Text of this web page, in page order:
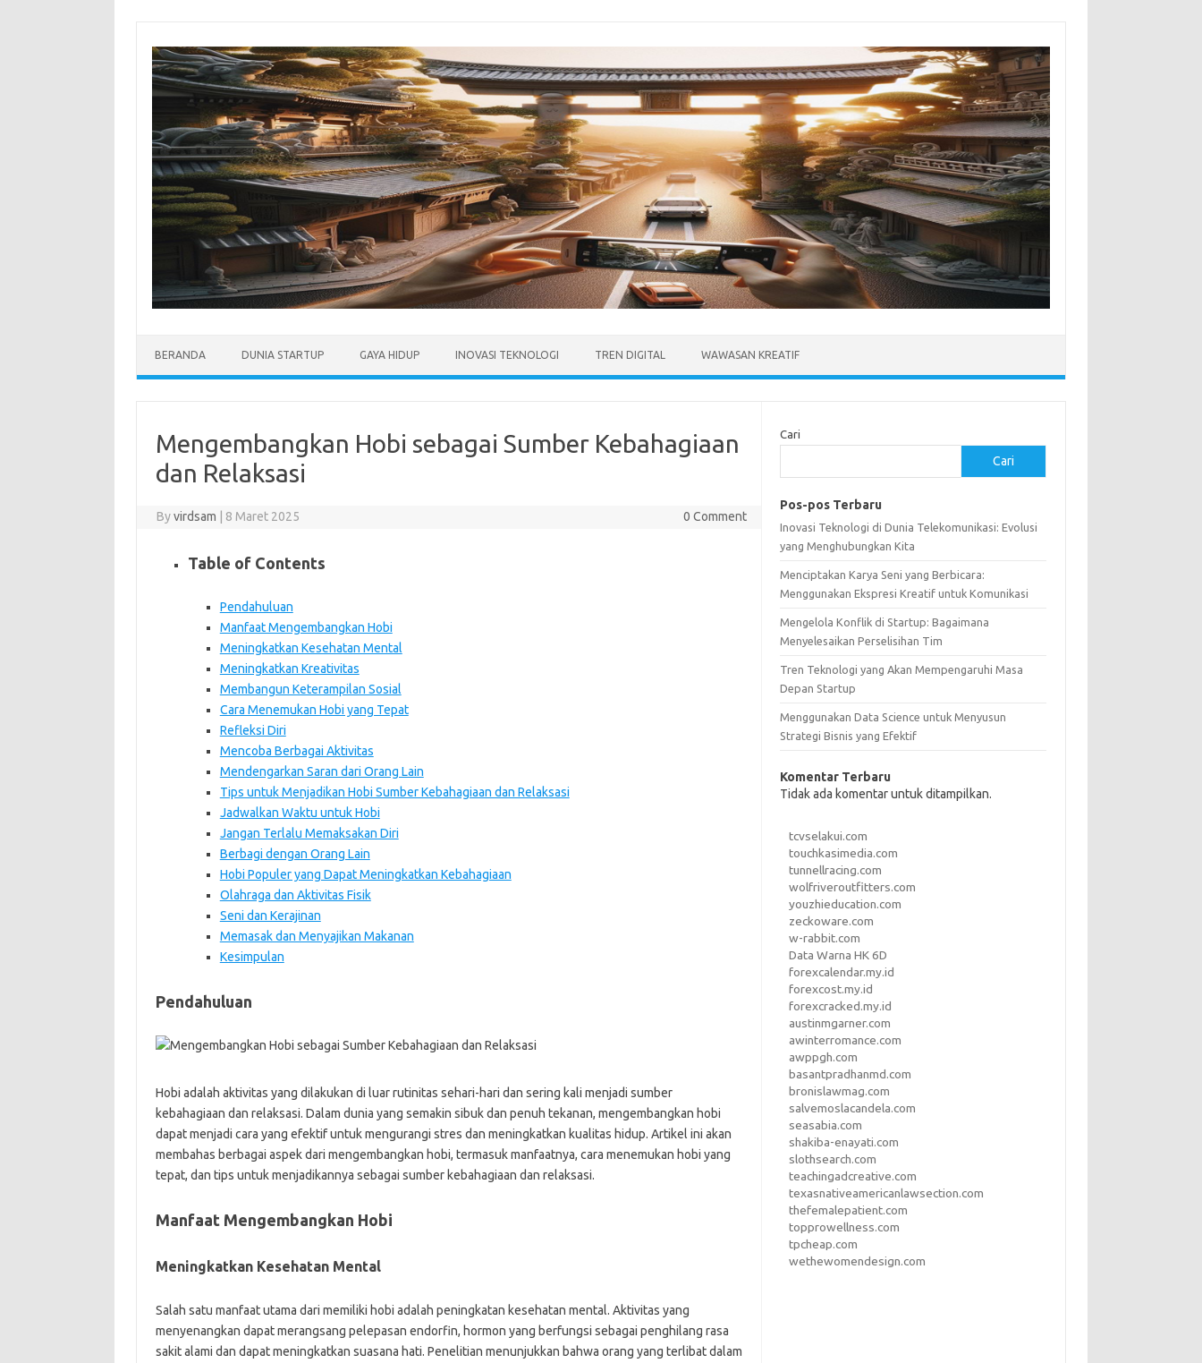
content
BERANDA DUNIA STARTUP GAYA HIDUP INOVASI TEKNOLOGI TREN DIGITAL WAWASAN KREATIF
Mengembangkan Hobi sebagai Sumber Kebahagiaan
dan Relaksasi
Byvirdsam 8 Maret 2025 0 Comment
Table of Contents
Pendahuluan
Manfaat Mengembangkan Hobi
Meningkatkan Kesehatan Mental
Meningkatkan Kreativitas
Membangun Keterampilan Sosial
Cara Menemukan Hobi yang Tepat
Refleksi Diri
Mencoba Berbagai Aktivitas
Mendengarkan Saran dari Orang Lain
Tips untuk Menjadikan Hobi Sumber Kebahagiaan dan Relaksasi
Jadwalkan Waktu untuk Hobi
Jangan Terlalu Memaksakan Diri
Berbagi dengan Orang Lain
Hobi Populer yang Dapat Meningkatkan Kebahagiaan
Olahraga dan Aktivitas Fisik
Seni dan Kerajinan
Memasak dan Menyajikan Makanan
Kesimpulan
Pendahuluan
Hobi adalah aktivitas yang dilakukan di luar rutinitas sehari-hari dan sering kali menjadi sumber
kebahagiaan dan relaksasi. Dalam dunia yang semakin sibuk dan penuh tekanan, mengembangkan hobi
dapat menjadi cara yang efektif untuk mengurangi stres dan meningkatkan kualitas hidup. Artikel ini akan
membahas berbagai aspek dari mengembangkan hobi, termasuk manfaatnya, cara menemukan hobi yang
tepat, dan tips untuk menjadikannya sebagai sumber kebahagiaan dan relaksasi.
Manfaat Mengembangkan Hobi
Meningkatkan Kesehatan Mental
Salah satu manfaat utama dari memiliki hobi adalah peningkatan kesehatan mental. Aktivitas yang
menyenangkan dapat merangsang pelepasan endorfin, hormon yang berfungsi sebagai penghilang rasa
sakit alami dan dapat meningkatkan suasana hati. Penelitian menunjukkan bahwa orang yang terlibat dalam
Cari
Cari
Pos-pos Terbaru
Inovasi Teknologi di Dunia Telekomunikasi: Evolusi
yang Menghubungkan Kita
Menciptakan Karya Seni yang Berbicara:
Menggunakan Ekspresi Kreatif untuk Komunikasi
Mengelola Konflik di Startup: Bagaimana
Menyelesaikan Perselisihan Tim
Tren Teknologi yang Akan Mempengaruhi Masa
Depan Startup
Menggunakan Data Science untuk Menyusun
Strategi Bisnis yang Efektif
Komentar Terbaru
Tidak ada komentar untuk ditampilkan.
tcvselakui.com
touchkasimedia.com
tunnellracing.com
wolfriveroutfitters.com
youzhieducation.com
zeckoware.com
w-rabbit.com
Data Warna HK 6D
forexcalendar.my.id
forexcost.my.id
forexcracked.my.id
austinmgarner.com
awinterromance.com
awppgh.com
basantpradhanmd.com
bronislawmag.com
salvemoslacandela.com
seasabia.com
shakiba-enayati.com
slothsearch.com
teachingadcreative.com
texasnativeamericanlawsection.com
thefemalepatient.com
topprowellness.com
tpcheap.com
wethewomendesign.com